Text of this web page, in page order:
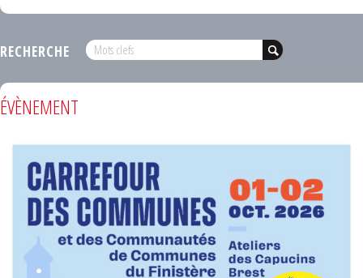
RECHERCHE
ÉVÈNEMENT